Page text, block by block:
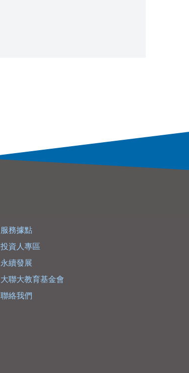
服務據點
投資人專區
永續發展
大聯大教育基金會
聯絡我們